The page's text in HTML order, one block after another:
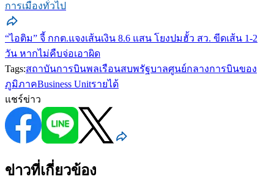
การเมืองทั่วไป
“ไอติม” จี้ กกต.แจงเส้นเงิน 8.6 แสน โยงปมฮั้ว สว. ขีดเส้น 1-2
วัน หากไม่คืบจ่อเอาผิด
Tags:สถาบันการบินพลเรือนสบพรัฐบาลศูนย์กลางการบินของ
ภูมิภาคBusiness Unitรายได้
แชร์ข่าว
ข่าวที่เกี่ยวข้อง